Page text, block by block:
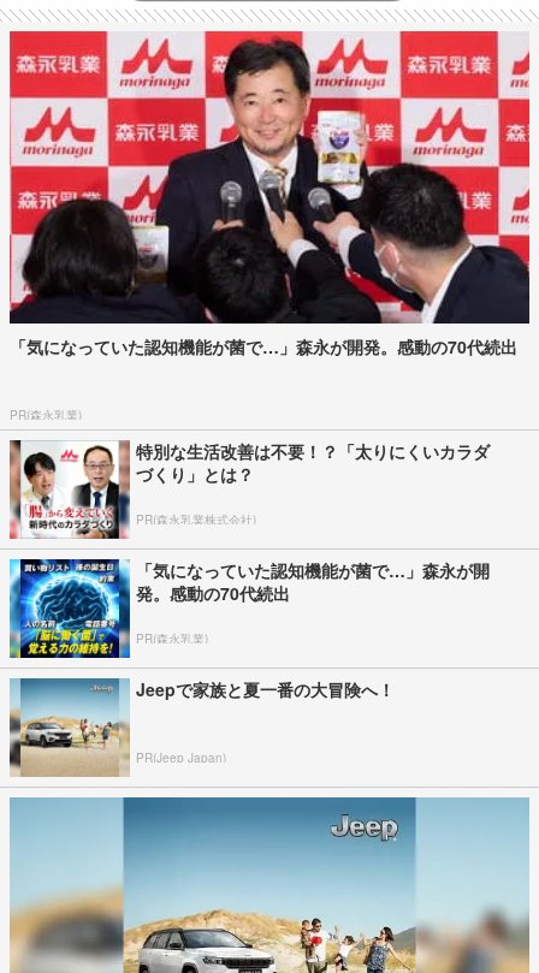
「気になっていた認知機能が菌で…」森永が開発。感動の70代続出
PR(森永乳業)
特別な生活改善は不要！？「太りにくいカラダ
づくり」とは？
PR(森永乳業株式会社)
「気になっていた認知機能が菌で…」森永が開
発。感動の70代続出
PR(森永乳業)
Jeepで家族と夏一番の大冒険へ！
PR(Jeep Japan)